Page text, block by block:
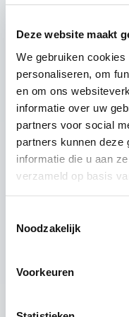
Deze website maakt
We gebruiken
personaliseren, om
en om ons
informatie over uw
partners voor social
partners kunnen deze
informatie die u aan
verzameld op basis
Noodzakelijk
Voorkeuren
Glasdikte
Glastype
Glasranden
Profielmateriaal
Wieltype
Aantal rails
Max. paneel
Gehard glas
het glas wordt